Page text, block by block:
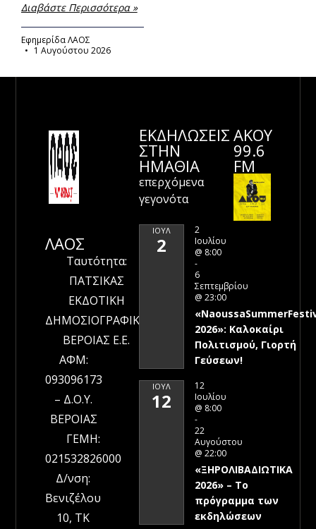
Διαβάστε Περισσότερα »
Εφημερίδα ΛΑΟΣ
1 Αυγούστου 2026
ΛΑΟΣ
Ταυτότητα:
ΠΑΤΣΙΚΑΣ
ΕΚΔΟΤΙΚΗ
ΔΗΜΟΣΙΟΓΡΑΦΙΚΗ
ΒΕΡΟΙΑΣ Ε.Ε.
ΑΦΜ:
093096173
– Δ.Ο.Υ.
ΒΕΡΟΙΑΣ
ΓΕΜΗ:
021532826000
Δ/νση:
Βενιζέλου
10, ΤΚ
ΕΚΔΗΛΩΣΕΙΣ
ΣΤΗΝ
ΗΜΑΘΊΑ
επερχόμενα
γεγονότα
ΙΟΎΛ
2
2
Ιουλίου
@ 8:00
-
6
Σεπτεμβρίου
@ 23:00
2026»: Καλοκαίρι
Πολιτισμού, Γιορτή
Γεύσεων!
ΙΟΎΛ
12
12
Ιουλίου
@ 8:00
-
22
Αυγούστου
@ 22:00
«ΞΗΡΟΛΙΒΑΔΙΩΤΙΚΑ
2026» – To
πρόγραμμα των
εκδηλώσεων
ΑΚΟΥ
99.6
FM